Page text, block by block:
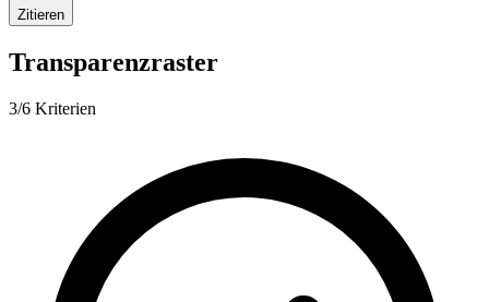
Zitieren
Transparenzraster
3/6 Kriterien